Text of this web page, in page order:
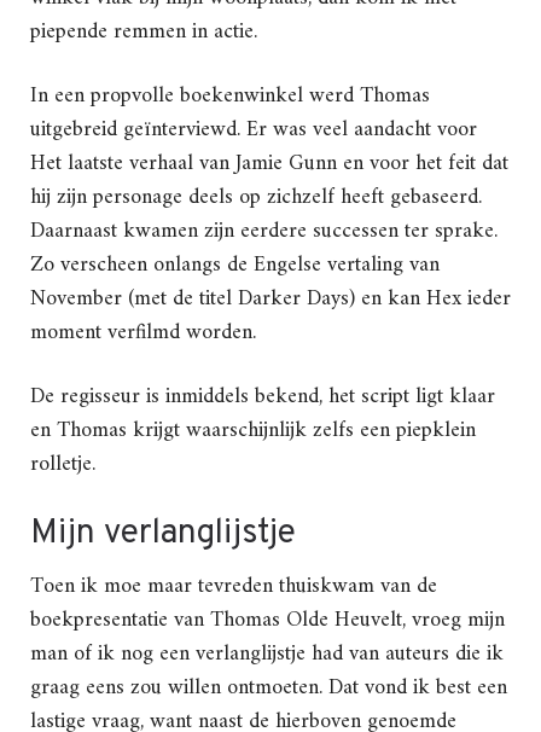
piepende remmen in actie.
In een propvolle boekenwinkel werd Thomas
uitgebreid geïnterviewd. Er was veel aandacht voor
Het laatste verhaal van Jamie Gunn en voor het feit dat
hij zijn personage deels op zichzelf heeft gebaseerd.
Daarnaast kwamen zijn eerdere successen ter sprake.
Zo verscheen onlangs de Engelse vertaling van
November (met de titel Darker Days) en kan Hex ieder
moment verfilmd worden.
De regisseur is inmiddels bekend, het script ligt klaar
en Thomas krijgt waarschijnlijk zelfs een piepklein
rolletje.
Mijn verlanglijstje
Toen ik moe maar tevreden thuiskwam van de
boekpresentatie van Thomas Olde Heuvelt, vroeg mijn
man of ik nog een verlanglijstje had van auteurs die ik
graag eens zou willen ontmoeten. Dat vond ik best een
lastige vraag, want naast de hierboven genoemde